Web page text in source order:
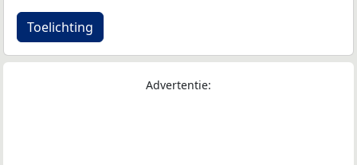
Toelichting
Advertentie: